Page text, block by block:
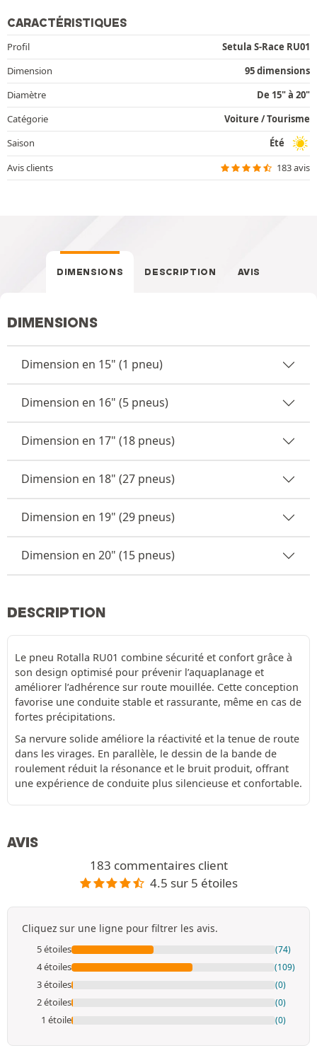
CARACTÉRISTIQUES
Profil
Setula S-Race RU01
Dimension
95 dimensions
Diamètre
De 15" à 20"
Catégorie
Voiture / Tourisme
Saison
Été
Avis clients
183 avis
DIMENSIONS DESCRIPTION AVIS
DIMENSIONS
Dimension en 15" (1 pneu)
Dimension en 16" (5 pneus)
Dimension en 17" (18 pneus)
Dimension en 18" (27 pneus)
Dimension en 19" (29 pneus)
Dimension en 20" (15 pneus)
DESCRIPTION
Le pneu Rotalla RU01 combine sécurité et confort grâce à
son design optimisé pour prévenir l’aquaplanage et
améliorer l’adhérence sur route mouillée. Cette conception
favorise une conduite stable et rassurante, même en cas de
fortes précipitations.
Sa nervure solide améliore la réactivité et la tenue de route
dans les virages. En parallèle, le dessin de la bande de
roulement réduit la résonance et le bruit produit, offrant
une expérience de conduite plus silencieuse et confortable.
AVIS
183 commentaires client
4.5 sur 5 étoiles
Cliquez sur une ligne pour filtrer les avis.
5 étoiles (74)
4 étoiles (109)
3 étoiles (0)
2 étoiles (0)
1 étoile (0)